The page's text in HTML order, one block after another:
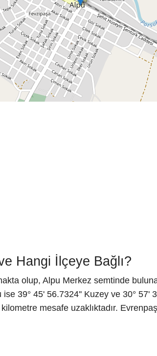
Hangi İlçeye Bağlı?
olup, Alpu Merkez semtinde
ise 39° 45' 56.7324'' Kuzey ve 30° 57'
mesafe uzaklıktadır.